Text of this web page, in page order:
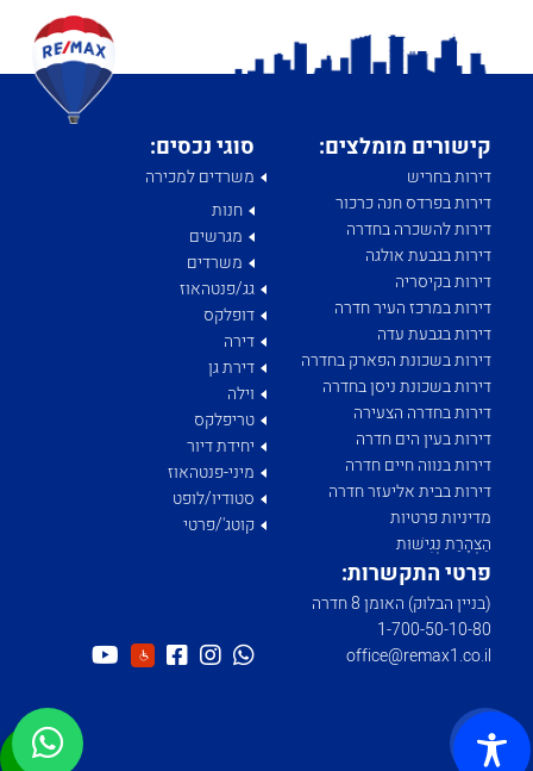
קישורים מומלצים:
דירות בחריש
דירות בפרדס חנה כרכור
דירות להשכרה בחדרה
דירות בגבעת אולגה
דירות בקיסריה
דירות במרכז העיר חדרה
דירות בגבעת עדה
דירות בשכונת הפארק בחדרה
דירות בשכונת ניסן בחדרה
דירות בחדרה הצעירה
דירות בעין הים חדרה
דירות בנווה חיים חדרה
דירות בבית אליעזר חדרה
מדיניות פרטיות
הַצְהָרַת נְגִישׁוּת
סוגי נכסים:
משרדים למכירה
חנות
מגרשים
משרדים
גג/פנטהאוז
דופלקס
דירה
דירת גן
וילה
טריפלקס
יחידת דיור
מיני-פנטהאוז
סטודיו/לופט
קוטג'/פרטי
פרטי התקשרות:
(בניין הבלוק) האומן 8 חדרה
1­-700­-50-­10-­80
office@remax1.co.il